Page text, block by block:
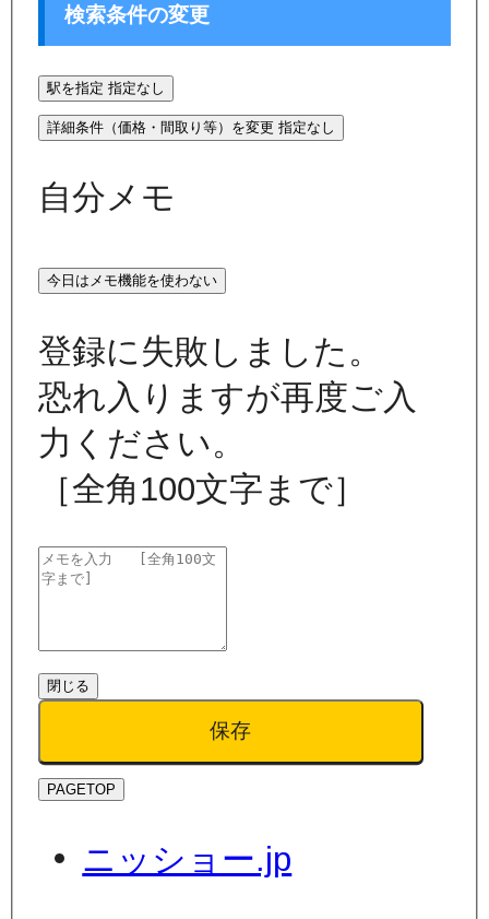
検索条件の変更
駅を指定 指定なし
詳細条件（価格・間取り等）を変更 指定なし
自分メモ
今日はメモ機能を使わない
登録に失敗しました。
恐れ入りますが再度ご入
力ください。
［全角100文字まで］
閉じる
保存
PAGETOP
ニッショー.jp